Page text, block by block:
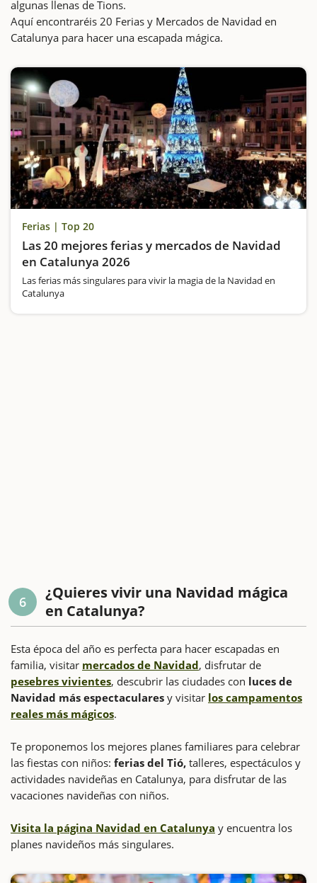
algunas llenas de Tions.
Aquí encontraréis 20 Ferias y Mercados de Navidad en
Catalunya para hacer una escapada mágica.
Ferias | Top 20
Las 20 mejores ferias y mercados de Navidad
en Catalunya 2026
Las ferias más singulares para vivir la magia de la Navidad en
Catalunya
6
¿Quieres vivir una Navidad mágica
en Catalunya?
Esta época del año es perfecta para hacer escapadas en
familia, visitar mercados de Navidad, disfrutar de
pesebres vivientes, descubrir las ciudades con luces de
Navidad más espectaculares y visitar los campamentos
reales más mágicos.
Te proponemos los mejores planes familiares para celebrar
las fiestas con niños: ferias del Tió, talleres, espectáculos y
actividades navideñas en Catalunya, para disfrutar de las
vacaciones navideñas con niños.
Visita la página Navidad en Catalunya y encuentra los
planes navideños más singulares.